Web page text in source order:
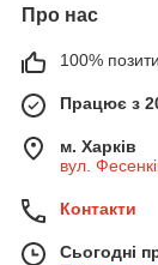
Про нас
100%
Працює з
м. Харків
вул.
Контакти
Сьогодні